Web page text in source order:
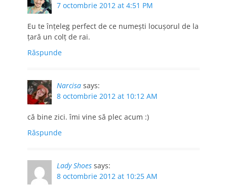
7 octombrie 2012 at 4:51 PM
Eu te înţeleg perfect de ce numeşti locuşorul de la
ţară un colţ de rai.
Răspunde
Narcisa says:
8 octombrie 2012 at 10:12 AM
că bine zici. îmi vine să plec acum :)
Răspunde
Lady Shoes says:
8 octombrie 2012 at 10:25 AM